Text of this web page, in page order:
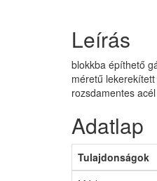
Leírás
blokkba építhető
méretű
rozsdamentes
Adatlap
Tulajdonságok